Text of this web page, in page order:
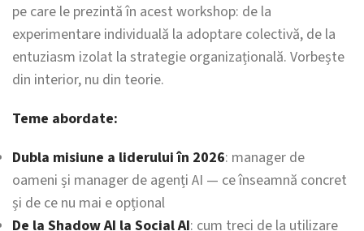
pe care le prezintă în acest workshop: de la
experimentare individuală la adoptare colectivă, de la
entuziasm izolat la strategie organizațională. Vorbește
din interior, nu din teorie.
Teme abordate:
Dubla misiune a liderului în 2026: manager de
oameni și manager de agenți AI — ce înseamnă concret
și de ce nu mai e opțional
De la Shadow AI la Social AI: cum treci de la utilizare